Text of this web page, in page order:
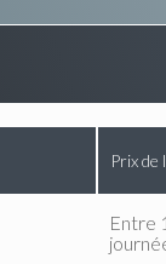
Prix
Entre